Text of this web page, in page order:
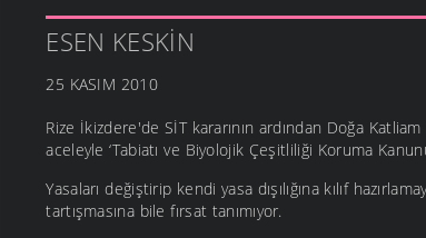
ESEN KESKIN
25 KASIM 2010
Rize İkizdere'de SİT kararının ardından Doğa
aceleyle ‘Tabiatı ve Biyolojik Çeşitliliği Koruma
Yasaları değiştirip kendi yasa dışılığına kılıf
tartışmasına bile fırsat tanımıyor.